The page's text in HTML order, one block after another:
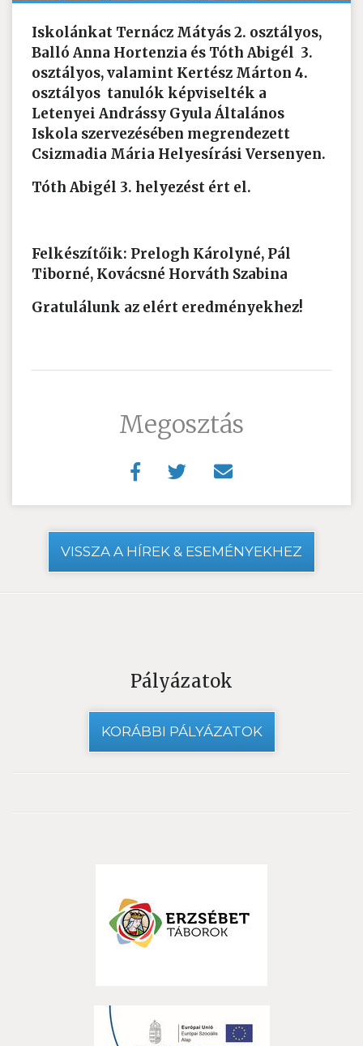
Iskolánkat Ternácz Mátyás 2. osztályos,
Balló Anna Hortenzia és Tóth Abigél 3.
osztályos, valamint Kertész Márton 4.
osztályos tanulók képviselték a
Letenyei Andrássy Gyula Általános
Iskola szervezésében megrendezett
Csizmadia Mária Helyesírási Versenyen.
Tóth Abigél 3. helyezést ért el.
Felkészítőik: Prelogh Károlyné, Pál
Tiborné, Kovácsné Horváth Szabina
Gratulálunk az elért eredményekhez!
Megosztás
VISSZA A HÍREK & ESEMÉNYEKHEZ
Pályázatok
KORÁBBI PÁLYÁZATOK